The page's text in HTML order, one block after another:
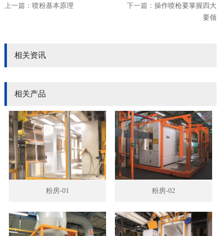
上一篇： 喷粉基本原理 下一篇：操作喷枪要掌握四大
要领
相关资讯
相关产品
粉房-01 粉房-02